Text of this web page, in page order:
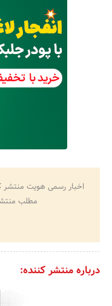
اخبار رسمی هویت منتشر
مطلب
درباره منتشر کننده: